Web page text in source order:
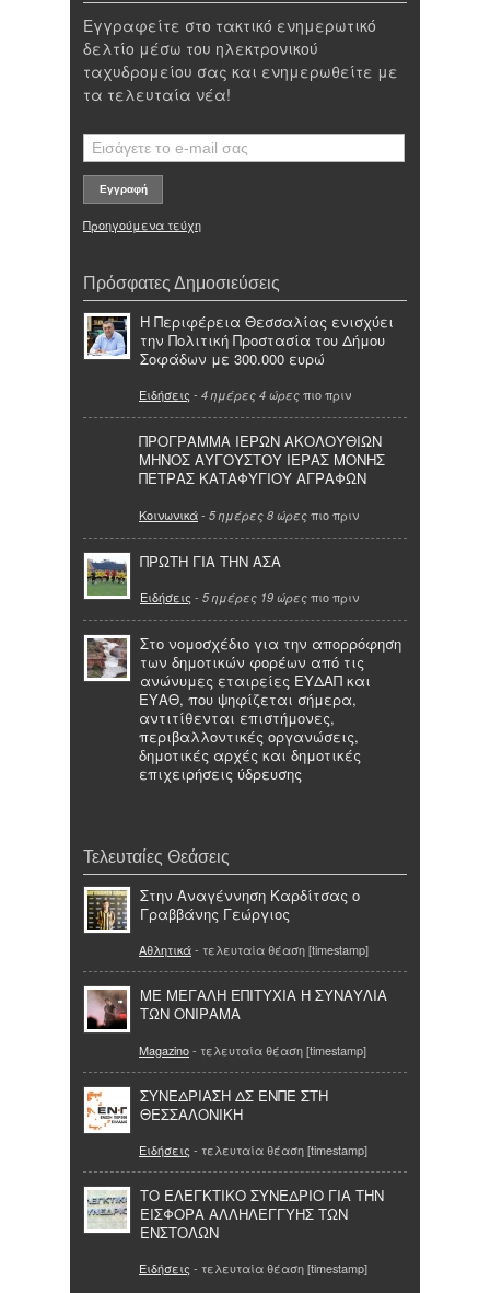
Εγγραφείτε στο τακτικό ενημερωτικό
δελτίο μέσω του ηλεκτρονικού
ταχυδρομείου σας και ενημερωθείτε με
τα τελευταία νέα!
Προηγούμενα τεύχη
Πρόσφατες Δημοσιεύσεις
Η Περιφέρεια Θεσσαλίας ενισχύει
την Πολιτική Προστασία του Δήμου
Σοφάδων με 300.000 ευρώ
Ειδήσεις - 4 ημέρες 4 ώρες πιο πριν
ΠΡΟΓΡΑΜΜΑ ΙΕΡΩΝ ΑΚΟΛΟΥΘΙΩΝ
ΜΗΝΟΣ ΑΥΓΟΥΣΤΟΥ ΙΕΡΑΣ ΜΟΝΗΣ
ΠΕΤΡΑΣ ΚΑΤΑΦΥΓΙΟΥ ΑΓΡΑΦΩΝ
Κοινωνικά- 5 ημέρες 8 ώρες πιο πριν
ΠΡΩΤΗ ΓΙΑ ΤΗΝ ΑΣΑ
Ειδήσεις - 5 ημέρες 19 ώρες πιο πριν
Στο νομοσχέδιο για την απορρόφηση
των δημοτικών φορέων από τις
ανώνυμες εταιρείες ΕΥΔΑΠ και
ΕΥΑΘ, που ψηφίζεται σήμερα,
αντιτίθενται επιστήμονες,
περιβαλλοντικές οργανώσεις,
δημοτικές αρχές και δημοτικές
επιχειρήσεις ύδρευσης
Τελευταίες Θεάσεις
Στην Αναγέννηση Καρδίτσας ο
Γραββάνης Γεώργιος
Αθλητικά- τελευταία θέαση [timestamp]
ΜΕ ΜΕΓΑΛΗ ΕΠΙΤΥΧΙΑ Η ΣΥΝΑΥΛΙΑ
ΤΩΝ ΟΝΙΡΑΜΑ
Magazino- τελευταία θέαση [timestamp]
ΣΥΝΕΔΡΙΑΣΗ ΔΣ ΕΝΠΕ ΣΤΗ
ΘΕΣΣΑΛΟΝΙΚΗ
Ειδήσεις - τελευταία θέαση [timestamp]
ΤΟ ΕΛΕΓΚΤΙΚΟ ΣΥΝΕΔΡΙΟ ΓΙΑ ΤΗΝ
ΕΙΣΦΟΡΑ ΑΛΛΗΛΕΓΓΥΗΣ ΤΩΝ
ΕΝΣΤΟΛΩΝ
Ειδήσεις - τελευταία θέαση [timestamp]